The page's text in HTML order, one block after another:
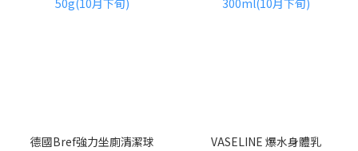
德國Bref強力坐廁清潔球
VASELINE 爆水身體乳